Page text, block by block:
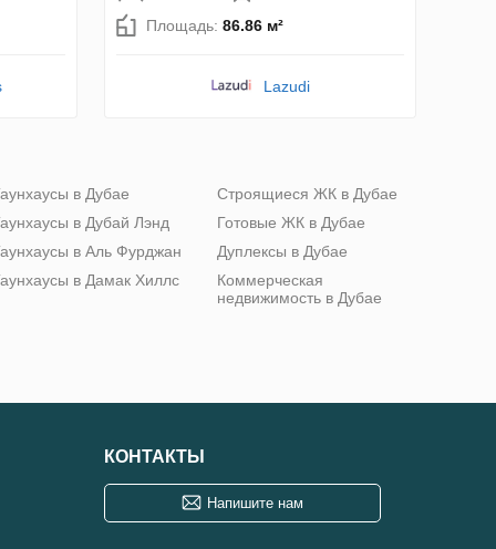
Площадь: 86.86 м²
Lazudi
в Дубае
в Дубай Лэнд
в Аль Фурджан
в Дамак Хиллс
Строящиеся ЖК в Дубае
Готовые ЖК в Дубае
Дуплексы в Дубае
Коммерческая
недвижимость в Дубае
КОНТАКТЫ
Напишите нам